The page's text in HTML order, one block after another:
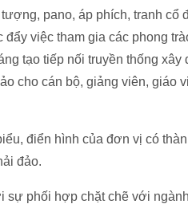
pano, áp phích, tranh cổ
việc tham gia các phong
tạo tiếp nối truyền thống xây
cho cán bộ, giảng viên, giáo
điển hình của đơn vị có
đảo.
phối hợp chặt chẽ với